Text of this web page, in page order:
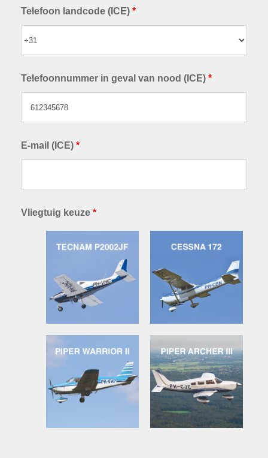
Telefoon landcode (ICE) *
Telefoonnummer in geval van nood (ICE) *
E-mail (ICE) *
Vliegtuig keuze *